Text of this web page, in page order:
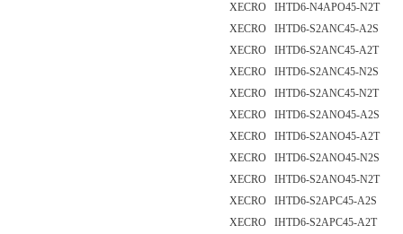
XECRO IHTD6-N4APO45-N2T
XECRO IHTD6-S2ANC45-A2S
XECRO IHTD6-S2ANC45-A2T
XECRO IHTD6-S2ANC45-N2S
XECRO IHTD6-S2ANC45-N2T
XECRO IHTD6-S2ANO45-A2S
XECRO IHTD6-S2ANO45-A2T
XECRO IHTD6-S2ANO45-N2S
XECRO IHTD6-S2ANO45-N2T
XECRO IHTD6-S2APC45-A2S
XECRO IHTD6-S2APC45-A2T